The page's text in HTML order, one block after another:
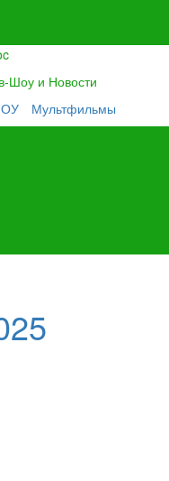
Шоу и Новости
Мультфильмы